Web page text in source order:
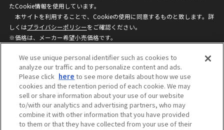
たCookie情報を使用しています。
本サイトを利用することで、Cookieの使用に同意するものと致します。詳
しくはプライバシーポリシーをご確認ください。
※価格は、メーカー希望小売価格です。
ざいますのでご了承ください。
privacypolicy
Do Not Sell or Share My
Personal Information
ウェブサイトご利用条件
ソーシャルメディアポリシー
個人情報保護方針
お問い合わせ
We use unique personal identifier such as cookies to
analyze our traffic and to personalize content and ads.
Please click here to see more details about how we use
cookies and the retention period of each cookie. We may
sell or share information about your use of our website
to/with our analytics and advertising partners, who may
combine it with other information that you have provided
to them or that they have collected from your use of their